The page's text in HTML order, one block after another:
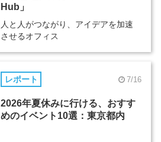
Hub」
人と人がつながり、アイデアを加速
させるオフィス
レポート 7/16
2026年夏休みに行ける、おすす
めのイベント10選：東京都内